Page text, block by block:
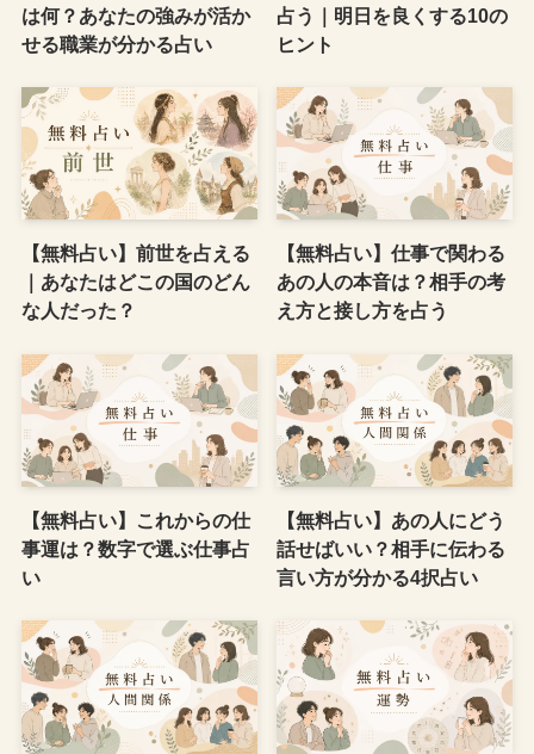
は何？あなたの強みが活か
せる職業が分かる占い
占う｜明日を良くする10の
ヒント
【無料占い】前世を占える
｜あなたはどこの国のどん
な人だった？
【無料占い】仕事で関わる
あの人の本音は？相手の考
え方と接し方を占う
【無料占い】これからの仕
事運は？数字で選ぶ仕事占
い
【無料占い】あの人にどう
話せばいい？相手に伝わる
言い方が分かる4択占い